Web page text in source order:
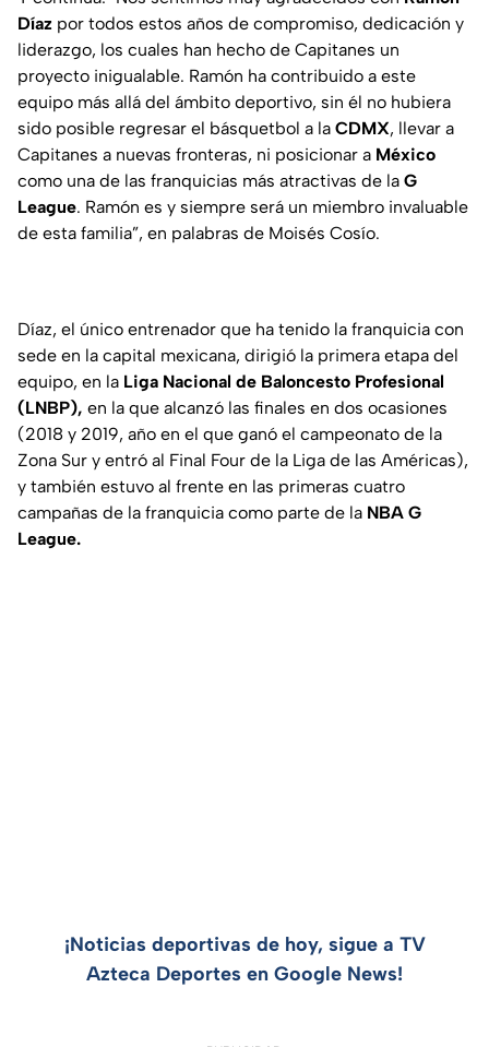
Díaz por todos estos años de compromiso, dedicación y
liderazgo, los cuales han hecho de Capitanes un
proyecto inigualable. Ramón ha contribuido a este
equipo más allá del ámbito deportivo, sin él no hubiera
sido posible regresar el básquetbol a la CDMX, llevar a
Capitanes a nuevas fronteras, ni posicionar a México
como una de las franquicias más atractivas de la G
League. Ramón es y siempre será un miembro invaluable
de esta familia”, en palabras de Moisés Cosío.
Díaz, el único entrenador que ha tenido la franquicia con
sede en la capital mexicana, dirigió la primera etapa del
equipo, en la Liga Nacional de Baloncesto Profesional
(LNBP), en la que alcanzó las finales en dos ocasiones
(2018 y 2019, año en el que ganó el campeonato de la
Zona Sur y entró al Final Four de la Liga de las Américas),
y también estuvo al frente en las primeras cuatro
campañas de la franquicia como parte de la NBA G
League.
¡Noticias deportivas de hoy, sigue a TV
Azteca Deportes en Google News!